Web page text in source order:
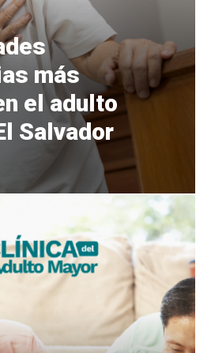
más
el adulto
Salvador